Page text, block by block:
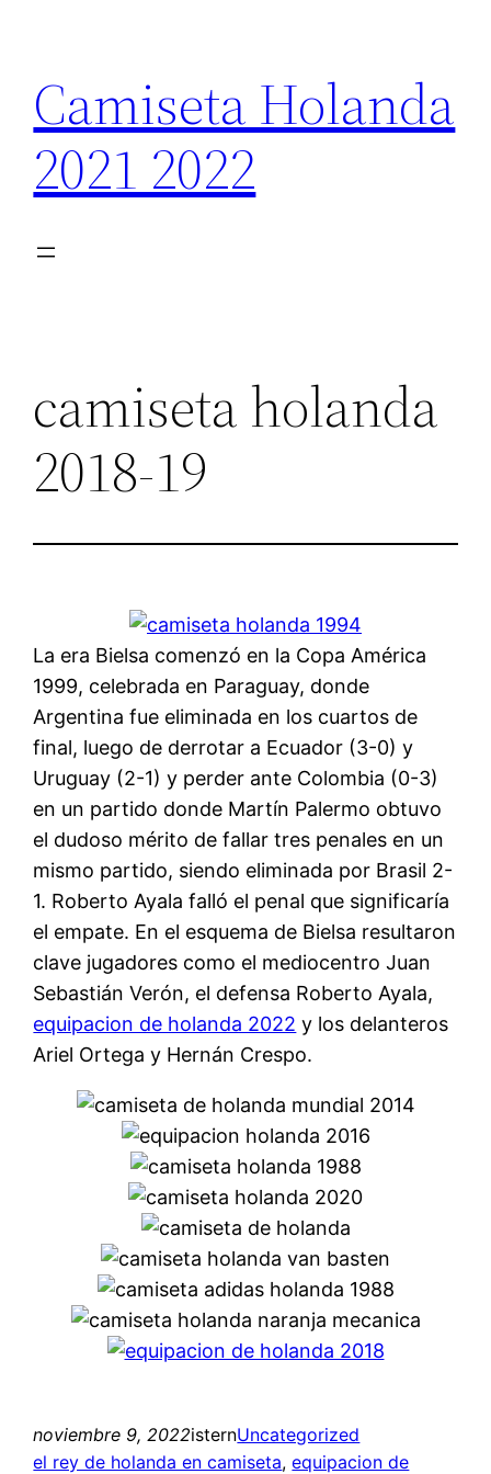
contenido
Camiseta Holanda
2021 2022
camiseta holanda
2018-19
La era Bielsa comenzó en la Copa América
1999, celebrada en Paraguay, donde
Argentina fue eliminada en los cuartos de
final, luego de derrotar a Ecuador (3-0) y
Uruguay (2-1) y perder ante Colombia (0-3)
en un partido donde Martín Palermo obtuvo
el dudoso mérito de fallar tres penales en un
mismo partido, siendo eliminada por Brasil 2-
1. Roberto Ayala falló el penal que significaría
el empate. En el esquema de Bielsa resultaron
clave jugadores como el mediocentro Juan
Sebastián Verón, el defensa Roberto Ayala,
equipacion de holanda 2022 y los delanteros
Ariel Ortega y Hernán Crespo.
noviembre 9, 2022isternUncategorized
el rey de holanda en camiseta, equipacion de